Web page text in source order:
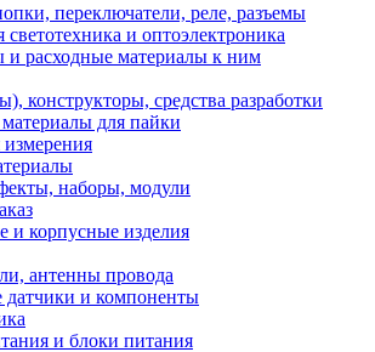
переключатели, реле, разъемы
светотехника и оптоэлектроника
и расходные материалы к ним
конструкторы, средства разработки
для пайки
наборы, модули
и корпусные изделия
антенны провода
датчики и компоненты
и блоки питания